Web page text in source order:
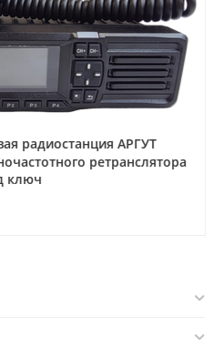
радиостанция АРГУТ
ретранслятора
ключ